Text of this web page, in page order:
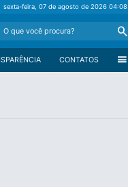
sexta-feira, 07 de agosto de 202604:08
Search
menu
CONTATOS